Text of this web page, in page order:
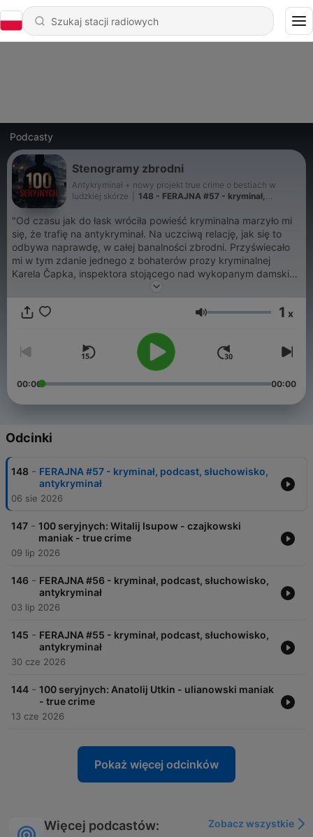
Podcasty
Stenogramy zbrodni
Antykryminał + nowy projekt true crime o bestiach w
ludzkiej skórze
148 - FERAJNA #57 - kryminał,
"Od czasu jak do łask wróciła powieść kryminalna marzyło mi
się, że trafię na antykryminał. Na uczciwą relację, jak się to
odbywa naprawdę, w całej banalności zbrodni. Przyświecało
mi w tym zdanie jednego z bohaterów prozy kryminalnej
Karela Čapka, inspektora stojącego nad wykopanym damskim
trupem: 'Panie, jak zejdzie skóra to już nici z całej urody'..." Jan
Głośność 1 x
00:00 00:00
Odcinki
148 - FERAJNA #57 - kryminał, podcast, słuchowisko,
antykryminał
06 sie 2026
147 - 100 seryjnych: Witalij Isupow - czajkowski
maniak - true crime
09 lip 2026
146 - FERAJNA #56 - kryminał, podcast, słuchowisko,
antykryminał
03 lip 2026
145 - FERAJNA #55 - kryminał, podcast, słuchowisko,
antykryminał
30 cze 2026
144 - 100 seryjnych: Anatolij Utkin - ulianowski maniak
- true crime
13 cze 2026
Pokaż więcej odcinków
Więcej podcastów:
Zobacz wszystkie